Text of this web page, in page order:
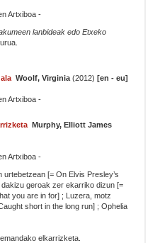
Artxiboa -
lanbideak edo Etxeko
Woolf, Virginia (2012)[en - eu]
Artxiboa -
Murphy, Elliott James
Artxiboa -
[= On Elvis Presley’s
geroak zer ekarriko dizun [=
you are in for] ; Luzera, motz
short in the long run] ; Ophelia
elkarrizketa.